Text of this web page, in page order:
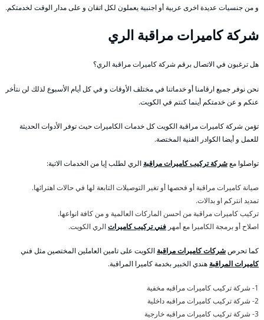
و من جنسيات عديدة اخرى عربية أو اجنبية يعملون لكل اتقان و على مدار الوقت لخدمتكم.
شركة كاميرات مراقبة الري
هل ترغبون في الاتصال برقم شركة كاميرات مراقبة الري؟
نحن نوفر جميع ارقامنا أو خدماتنا في مختلف الأوقات و في كل أيام الأسبوع لذلك لن نتأخر
عنكم و عن خدمتكم أينما كنتم في الكويت.
تؤمن شركة كاميرات مراقبة الكويت كل خدمات الكاميرات حيث توفر الأدوات الحديثة
للعمل و أيضا الكوادر الفنية المختصة.
تواصلوا معشركة تركيب كاميرات مراقبة الري لطلب إيا من الخدمات الاتية:
صيانة كاميرات مراقبة أو فحصها أو تغير التوصيلات التابعة لها في حالات اهترائها.
تمديد انتركم او بدالات.
تركيب كاميرات مراقبة من احسن الماركات العالمية و من كافة انواعها.
اصلاح أو برمجة الكاميرا مع أمهر فني تركيب كاميراتالري الكويت.
كما تحرصشركات كاميرات مراقبة الكويت على تامين العاملين المختصين مثل فني
كاميرات المراقبة هندي الخبير بخدمة كاميرا المراقبة.
1- شركة تركيب كاميرات مراقبه مخفية
2- شركة تركيب كاميرات مراقبه داخلية
3- شركة تركيب كاميرات مراقبه خارجية